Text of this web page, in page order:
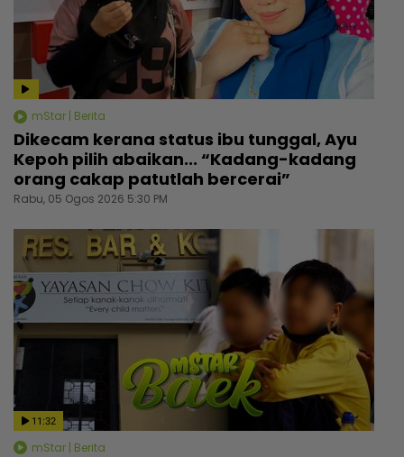
mStar | Berita
Dikecam kerana status ibu tunggal, Ayu
Kepoh pilih abaikan... “Kadang-kadang
orang cakap patutlah bercerai”
Rabu, 05 Ogos 2026 5:30 PM
11:32
mStar | Berita